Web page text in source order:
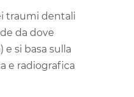
traumi dentali
da dove
e si basa sulla
e radiografica